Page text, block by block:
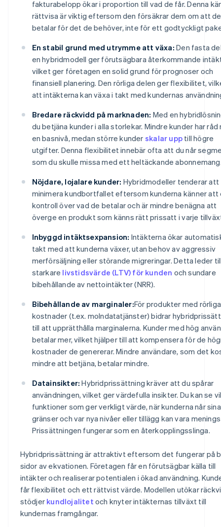
fakturabelopp ökar i proportion till vad de får. Denna
rättvisa är viktig eftersom den försäkrar dem om att de
betalar för det de behöver, inte för ett godtyckligt
En stabil grund med utrymme att växa: Den fasta
en hybridmodell ger förutsägbara återkommande
vilket ger företagen en solid grund för prognoser och
finansiell planering. Den rörliga delen ger flexibilitet,
att intäkterna kan växa i takt med kundernas
Bredare räckvidd på marknaden: Med en
du betjäna kunder i alla storlekar. Mindre kunder har råd
en basnivå, medan större kunder skalar upptill högre
utgifter. Denna flexibilitet innebär ofta att du når
som du skulle missa med ett heltäckande
Nöjdare, lojalare kunder: Hybridmodeller tenderar att
minimera kundbortfallet eftersom kunderna känner att
kontroll över vad de betalar och är mindre benägna att
överge en produkt som känns rätt prissatt i varje
Inbyggd intäktsexpansion: Intäkterna ökar
takt med att kunderna växer, utan behov av aggressiv
merförsäljning eller störande migreringar. Detta leder
starkare livstidsvärde (LTV) för kunden och sundare
bibehållande av nettointäkter (NRR).
Bibehållande av marginaler:För produkter med rörliga
kostnader (t.ex. molndatatjänster) bidrar
till att upprätthålla marginalerna. Kunder med hög
betalar mer, vilket hjälper till att kompensera för de
kostnader de genererar. Mindre användare, som det
mindre att betjäna, betalar mindre.
Datainsikter: Hybridprissättning kräver att du spårar
användningen, vilket ger värdefulla insikter. Du kan se
funktioner som ger verkligt värde, när kunderna når sina
gränser och var nya nivåer eller tillägg kan vara
Prissättningen fungerar som en återkopplingsslinga.
Hybridprissättning är attraktivt eftersom det fungerar på
sidor av ekvationen. Företagen får en förutsägbar källa till
intäkter och realiserar potentialen i ökad användning.
får flexibilitet och ett rättvist värde. Modellen utökar
stödjer kundlojalitet och knyter intäkternas tillväxt till
kundernas framgångar.